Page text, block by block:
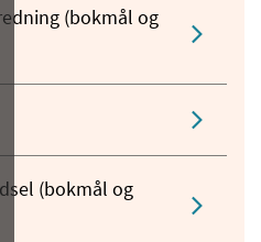
(bokmål og
(bokmål og